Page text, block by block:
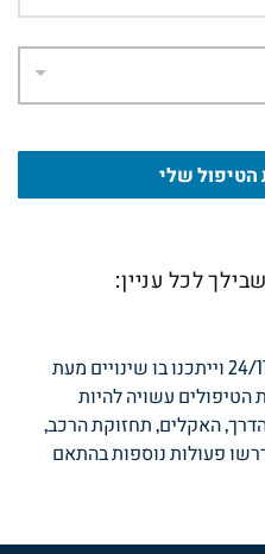
הטיפול שלי
לכל עניין:
24/ וייתכנו בו שינויים מעת
הטיפולים עשויה להיות
האקלים, תחזוקת הרכב,
פעולות נוספות בהתאם